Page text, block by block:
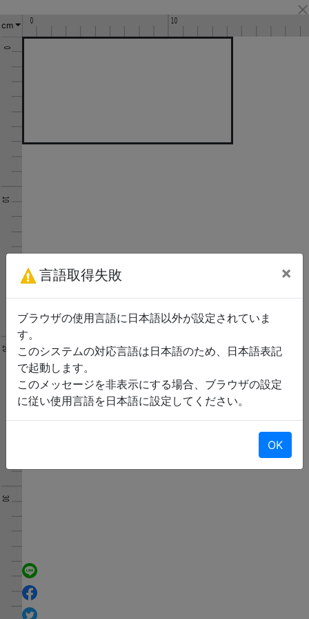
cm
言語取得失敗 ×
ブラウザの使用言語に日本語以外が設定されていま
す。
このシステムの対応言語は日本語のため、日本語表記
で起動します。
このメッセージを非表示にする場合、ブラウザの設定
に従い使用言語を日本語に設定してください。
OK